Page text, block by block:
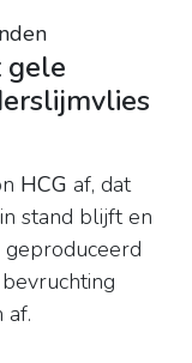
gele
HCG af, dat
stand blijft en
af.